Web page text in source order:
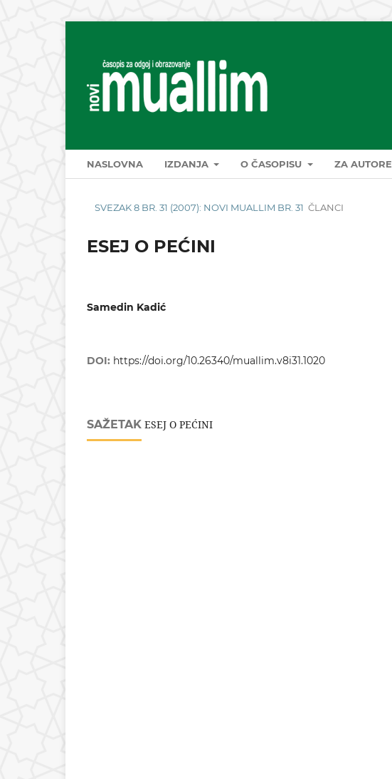
NASLOVNA IZDANJA O ČASOPISU ZA AUTORE
SVEZAK 8 BR. 31 (2007): NOVI MUALLIM BR. 31 ČLANCI
ESEJ O PEĆINI
Samedin Kadić
DOI: https://doi.org/10.26340/muallim.v8i31.1020
SAŽETAK ESEJ O PEĆINI